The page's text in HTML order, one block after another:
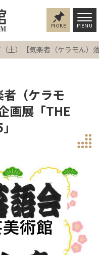
土）【気楽者（ケラモん）
（ケラモ
画展「THE